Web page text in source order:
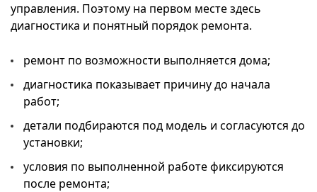
управления. Поэтому на первом месте здесь
диагностика и понятный порядок ремонта.
ремонт по возможности выполняется дома;
диагностика показывает причину до начала
работ;
детали подбираются под модель и согласуются до
установки;
условия по выполненной работе фиксируются
после ремонта;